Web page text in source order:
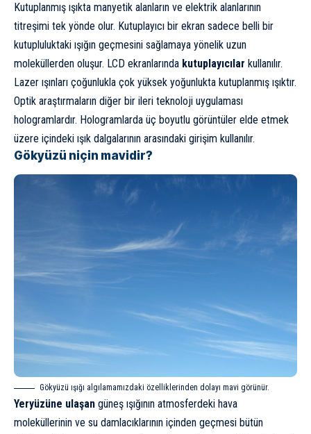
Kutuplanmış ışıkta manyetik alanların ve elektrik alanlarının
titreşimi tek yönde olur. Kutuplayıcı bir ekran sadece belli bir
kutupluluktaki ışığın geçmesini sağlamaya yönelik uzun
moleküllerden oluşur. LCD ekranlarında kutuplayıcılar kullanılır.
Lazer ışınları çoğunlukla çok yüksek yoğunlukta kutuplanmış ışıktır.
Optik araştırmaların diğer bir ileri teknoloji uygulaması
hologramlardır. Hologramlarda üç boyutlu görüntüler elde etmek
üzere içindeki ışık dalgalarının arasındaki girişim kullanılır.
Gökyüzü niçin mavidir?
Gökyüzü ışığı algılamamızdaki özelliklerinden dolayı mavi görünür.
Yeryüzüne ulaşan güneş ışığının atmosferdeki hava
moleküllerinin ve su damlacıklarının içinden geçmesi bütün